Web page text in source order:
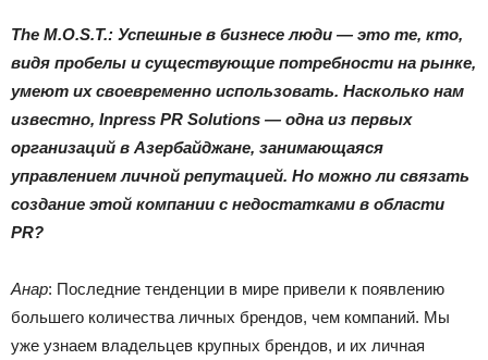
The M.O.S.T.: Успешные в бизнесе люди — это те, кто,
видя пробелы и существующие потребности на рынке,
умеют их своевременно использовать. Насколько нам
известно, Inpress PR Solutions — одна из первых
организаций в Азербайджане, занимающаяся
управлением личной репутацией. Но можно ли связать
создание этой компании с недостатками в области
PR?
Анар: Последние тенденции в мире привели к появлению
большего количества личных брендов, чем компаний. Мы
уже узнаем владельцев крупных брендов, и их личная